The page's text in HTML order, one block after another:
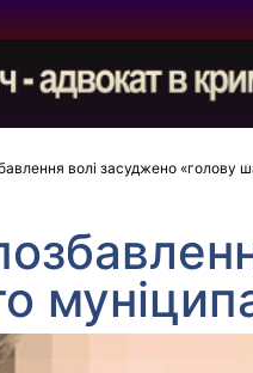
волі засуджено «голову